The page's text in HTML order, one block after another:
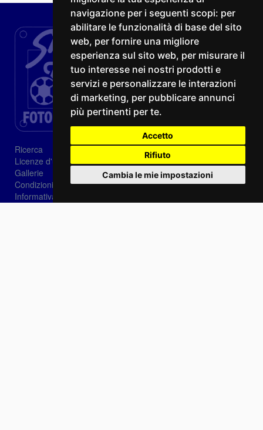
navigazione per i seguenti scopi: per
abilitare le funzionalità di base del sito
web, per fornire una migliore
esperienza sul sito web, per misurare il
tuo interesse nei nostri prodotti e
servizi e personalizzare le interazioni
di marketing, per pubblicare annunci
più pertinenti per te.
Accetto
Rifiuto
Cambia le mie impostazioni
Ricerca
Licenze d'utilizzo
Gallerie
Condizioni di vendita
Informativa sui Cookie